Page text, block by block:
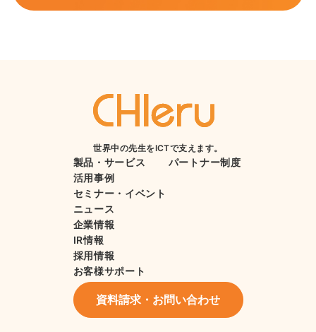
世界中の先生をICTで支えます。
製品・サービス
活用事例
セミナー・イベント
ニュース
企業情報
IR情報
採用情報
お客様サポート
パートナー制度
資料請求・お問い合わせ